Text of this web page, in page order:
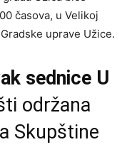
časova, u Velikoj
uprave Užice.
sednice U
održana
Skupštine